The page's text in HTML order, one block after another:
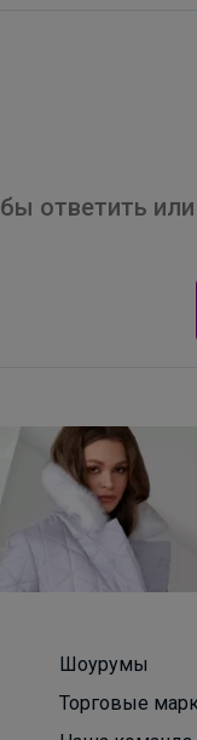
ответить
Шоурумы
Торговые